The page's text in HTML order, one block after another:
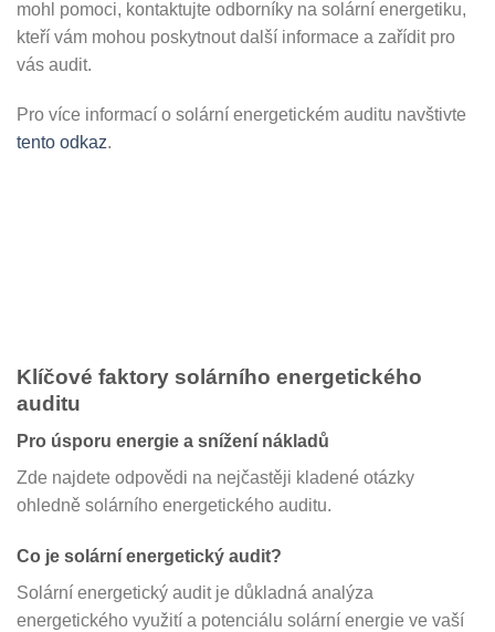
mohl pomoci, kontaktujte odborníky na solární energetiku,
kteří vám mohou poskytnout další informace a zařídit pro
vás audit.
Pro více informací o solární energetickém auditu navštivte
tento odkaz.
Klíčové faktory solárního energetického
auditu
Pro úsporu energie a snížení nákladů
Zde najdete odpovědi na nejčastěji kladené otázky
ohledně solárního energetického auditu.
Co je solární energetický audit?
Solární energetický audit je důkladná analýza
energetického využití a potenciálu solární energie ve vaší